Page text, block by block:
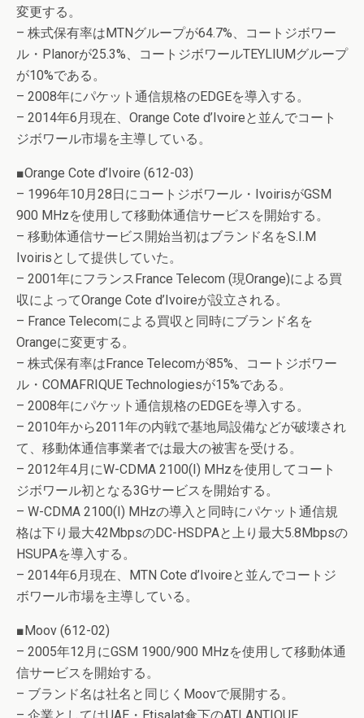
変更する。
– 株式保有率はMTNグループが64.7%、コートジボワー
ル・Planorが25.3%、コートジボワールTEYLIUMグループ
が10%である。
– 2008年にパケット通信規格のEDGEを導入する。
– 2014年6月現在、Orange Cote d’Ivoireと並んでコート
ジボワール市場を主導している。
■Orange Cote d’Ivoire (612-03)
– 1996年10月28日にコートジボワール・IvoirisがGSM
900 MHzを使用して移動体通信サービスを開始する。
– 移動体通信サービス開始当初はブランド名をS.I.M
Ivoirisとして提供していた。
– 2001年にフランスFrance Telecom (現Orange)による買
収によってOrange Cote d’Ivoireが設立される。
– France Telecomによる買収と同時にブランド名を
Orangeに変更する。
– 株式保有率はFrance Telecomが85%、コートジボワー
ル・COMAFRIQUE Technologiesが15%である。
– 2008年にパケット通信規格のEDGEを導入する。
– 2010年から2011年の内戦で基地局設備などが破壊され
て、移動体通信事業者では最大の被害を受ける。
– 2012年4月にW-CDMA 2100(I) MHzを使用してコート
ジボワール初となる3Gサービスを開始する。
– W-CDMA 2100(I) MHzの導入と同時にパケット通信規
格は下り最大42MbpsのDC-HSDPAと上り最大5.8Mbpsの
HSUPAを導入する。
– 2014年6月現在、MTN Cote d’Ivoireと並んでコートジ
ボワール市場を主導している。
■Moov (612-02)
– 2005年12月にGSM 1900/900 MHzを使用して移動体通
信サービスを開始する。
– ブランド名は社名と同じくMoovで展開する。